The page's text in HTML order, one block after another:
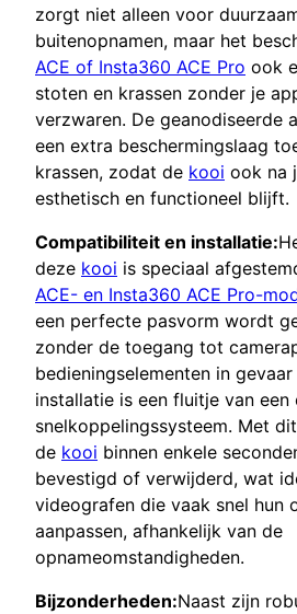
zorgt niet alleen voor
buitenopnamen, maar het
ACE of Insta360 ACE Pro ook
stoten en krassen zonder je
verzwaren. De geanodiseerde
een extra beschermingslaag
krassen, zodat de kooi ook na
esthetisch en functioneel blijft.
Compatibiliteit en installatie:
deze kooi is speciaal
ACE- en Insta360 ACE Pro-
een perfecte pasvorm wordt
zonder de toegang tot
bedieningselementen in
installatie is een fluitje van
snelkoppelingssysteem. Met
de kooi binnen enkele
bevestigd of verwijderd, wat
videografen die vaak snel hun
aanpassen, afhankelijk van de
opnameomstandigheden.
Bijzonderheden:Naast zijn